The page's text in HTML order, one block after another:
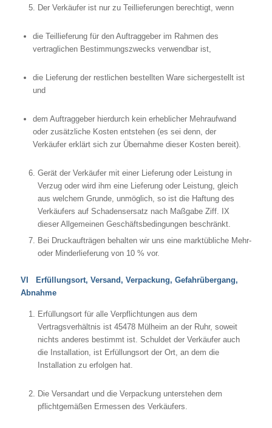
Der Verkäufer ist nur zu Teillieferungen berechtigt, wenn
die Teillieferung für den Auftraggeber im Rahmen des
vertraglichen Bestimmungszwecks verwendbar ist,
die Lieferung der restlichen bestellten Ware sichergestellt ist
und
dem Auftraggeber hierdurch kein erheblicher Mehraufwand
oder zusätzliche Kosten entstehen (es sei denn, der
Verkäufer erklärt sich zur Übernahme dieser Kosten bereit).
Gerät der Verkäufer mit einer Lieferung oder Leistung in
Verzug oder wird ihm eine Lieferung oder Leistung, gleich
aus welchem Grunde, unmöglich, so ist die Haftung des
Verkäufers auf Schadensersatz nach Maßgabe Ziff. IX
dieser Allgemeinen Geschäftsbedingungen beschränkt.
Bei Druckaufträgen behalten wir uns eine marktübliche Mehr-
oder Minderlieferung von 10 % vor.
VI Erfüllungsort, Versand, Verpackung, Gefahrübergang,
Abnahme
Erfüllungsort für alle Verpflichtungen aus dem
Vertragsverhältnis ist 45478 Mülheim an der Ruhr, soweit
nichts anderes bestimmt ist. Schuldet der Verkäufer auch
die Installation, ist Erfüllungsort der Ort, an dem die
Installation zu erfolgen hat.
Die Versandart und die Verpackung unterstehen dem
pflichtgemäßen Ermessen des Verkäufers.